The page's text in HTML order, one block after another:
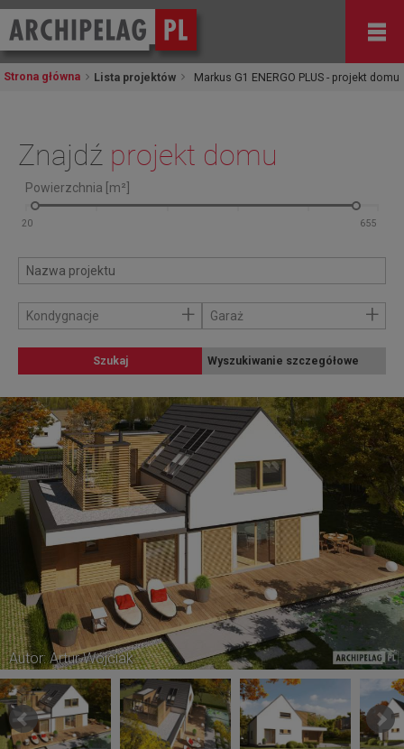
Strona główna Lista projektów Markus G1 ENERGO PLUS - projekt domu
Znajdź projekt domu
Powierzchnia [m²]
Kondygnacje + Garaż +
Szukaj Wyszukiwanie szczegółowe
Autor: Artur Wójciak